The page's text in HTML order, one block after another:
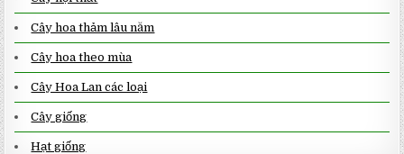
Cây hoa thảm lâu năm
Cây hoa theo mùa
Cây Hoa Lan các loại
Cây giống
Hạt giống